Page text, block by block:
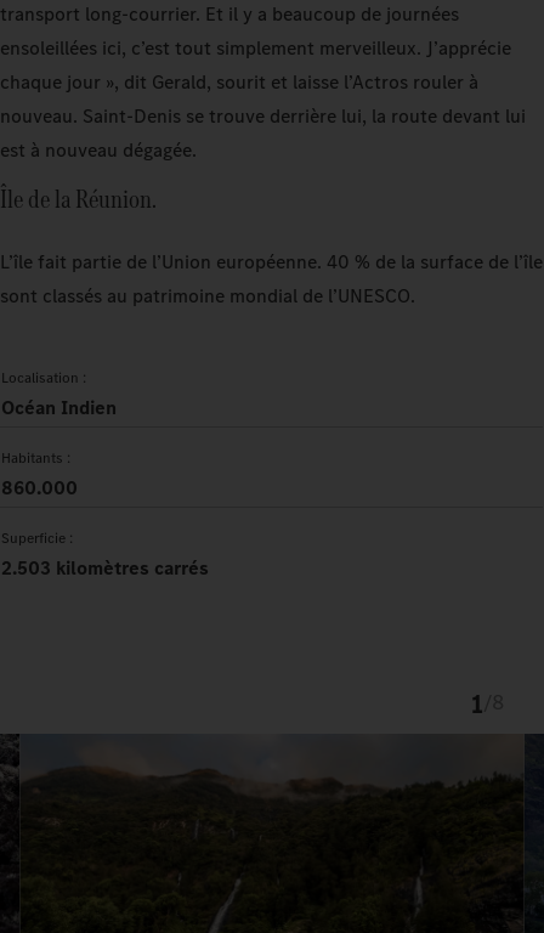
transport long-courrier. Et il y a beaucoup de journées
ensoleillées ici, c’est tout simplement merveilleux. J’apprécie
chaque jour », dit Gerald, sourit et laisse l’Actros rouler à
nouveau. Saint-Denis se trouve derrière lui, la route devant lui
est à nouveau dégagée.
Île de la Réunion.
L’île fait partie de l’Union européenne. 40 % de la surface de l’île
sont classés au patrimoine mondial de l’UNESCO.
Localisation :
Océan Indien
Habitants :
860.000
Superficie :
2.503 kilomètres carrés
1